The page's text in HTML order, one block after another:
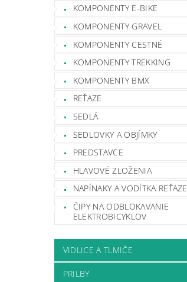
KOMPONENTY E-BIKE
KOMPONENTY GRAVEL
KOMPONENTY CESTNÉ
KOMPONENTY TREKKING
KOMPONENTY BMX
REŤAZE
SEDLÁ
SEDLOVKY A OBJÍMKY
PREDSTAVCE
HLAVOVÉ ZLOŽENIA
NAPÍNAKY A VODÍTKA REŤAZE
ČIPY NA ODBLOKAVANIE
ELEKTROBICYKLOV
VIDLICE A TLMIČE
PRILBY